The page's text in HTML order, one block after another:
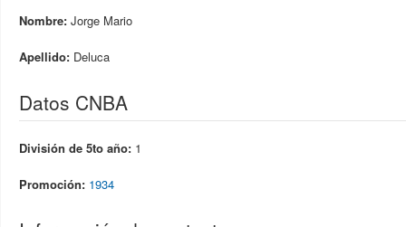
Nombre: Jorge Mario
Apellido: Deluca
Datos CNBA
División de 5to año: 1
Promoción: 1934